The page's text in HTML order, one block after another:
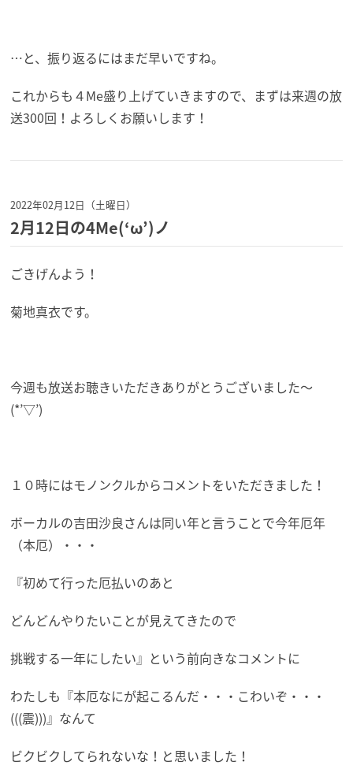
…と、振り返るにはまだ早いですね。
これからも４Me盛り上げていきますので、まずは来週の放
送300回！よろしくお願いします！
2022年02月12日（土曜日）
2月12日の4Me(‘ω’)ノ
ごきげんよう！
菊地真衣です。
今週も放送お聴きいただきありがとうございました～
(*’▽’)
１０時にはモノンクルからコメントをいただきました！
ボーカルの吉田沙良さんは同い年と言うことで今年厄年
（本厄）・・・
『初めて行った厄払いのあと
どんどんやりたいことが見えてきたので
挑戦する一年にしたい』という前向きなコメントに
わたしも『本厄なにが起こるんだ・・・こわいぞ・・・
(((震)))』なんて
ビクビクしてられないな！と思いました！